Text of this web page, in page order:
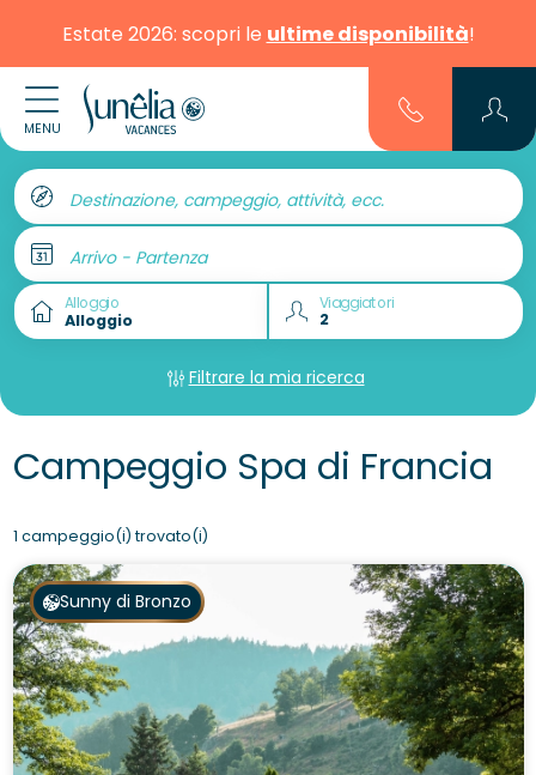
Estate 2026: scopri le ultime disponibilità!
MENU
Destinazione, campeggio, attività, ecc.
Arrivo - Partenza
Alloggio Viaggiatori
Filtrare la mia ricerca
Campeggio Spa di Francia
1 campeggio(i) trovato(i)
Sunny di Bronzo